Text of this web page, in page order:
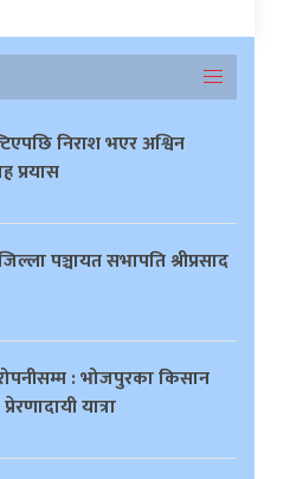
निराश भएर अश्विन
प्रयास
पञ्चायत सभापति श्रीप्रसाद
: भोजपुरका किसान
यात्रा